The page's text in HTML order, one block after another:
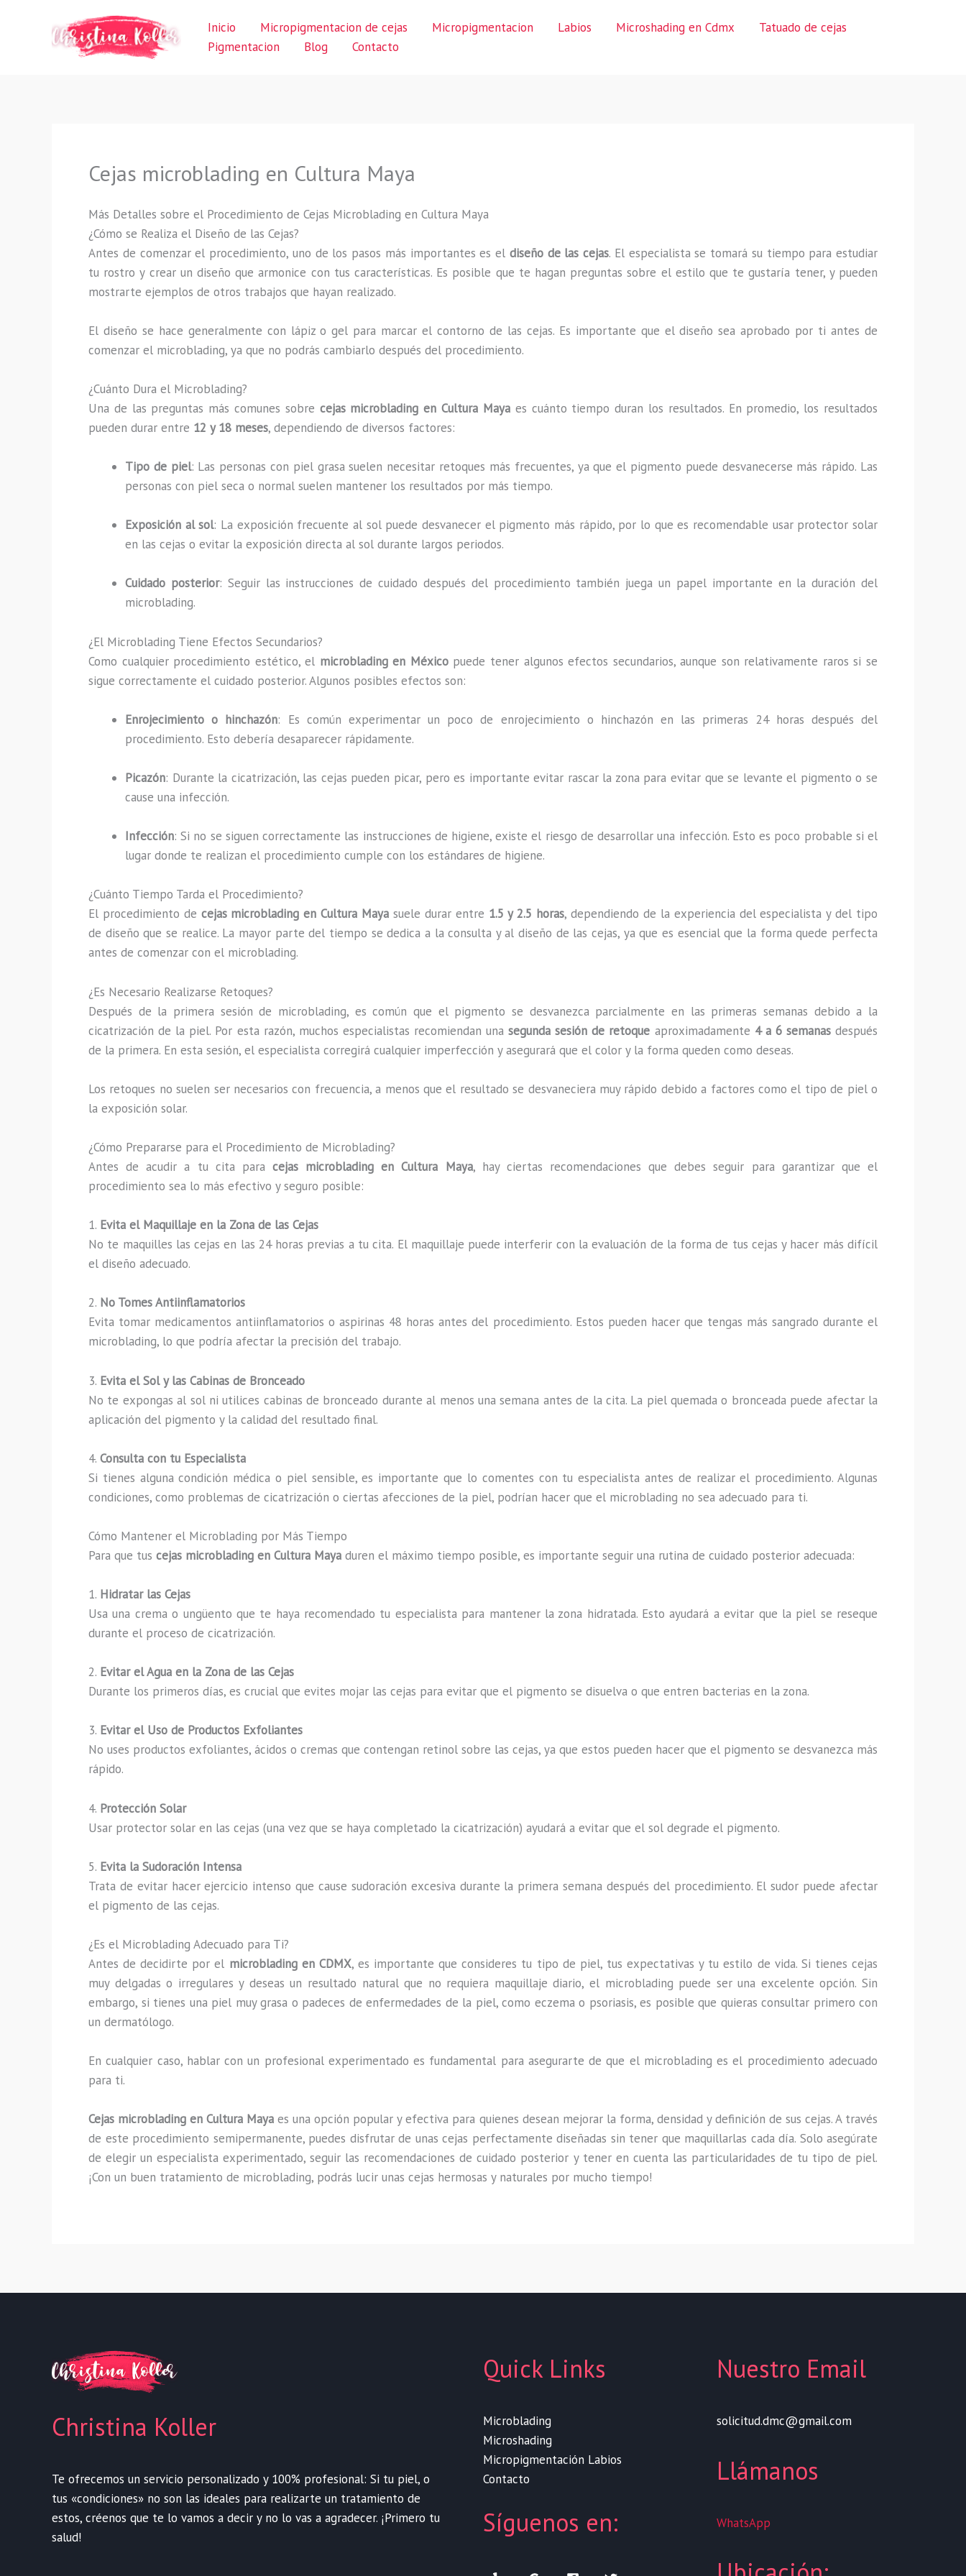
Inicio Micropigmentacion de cejas Micropigmentacion Labios Microshading en Cdmx
Tatuado de cejas
Pigmentacion
Blog Contacto
Cejas microblading en Cultura Maya
Más Detalles sobre el Procedimiento de Cejas Microblading en Cultura Maya
¿Cómo se Realiza el Diseño de las Cejas?
Antes de comenzar el procedimiento, uno de los pasos más importantes es el diseño de las cejas. El especialista se tomará su tiempo para estudiar
tu rostro y crear un diseño que armonice con tus características. Es posible que te hagan preguntas sobre el estilo que te gustaría tener, y pueden
mostrarte ejemplos de otros trabajos que hayan realizado.
El diseño se hace generalmente con lápiz o gel para marcar el contorno de las cejas. Es importante que el diseño sea aprobado por ti antes de
comenzar el microblading, ya que no podrás cambiarlo después del procedimiento.
¿Cuánto Dura el Microblading?
Una de las preguntas más comunes sobre cejas microblading en Cultura Mayaes cuánto tiempo duran los resultados. En promedio, los resultados
pueden durar entre 12 y 18 meses, dependiendo de diversos factores:
Tipo de piel: Las personas con piel grasa suelen necesitar retoques más frecuentes, ya que el pigmento puede desvanecerse más rápido. Las
personas con piel seca o normal suelen mantener los resultados por más tiempo.
Exposición al sol: La exposición frecuente al sol puede desvanecer el pigmento más rápido, por lo que es recomendable usar protector solar
en las cejas o evitar la exposición directa al sol durante largos periodos.
Cuidado posterior: Seguir las instrucciones de cuidado después del procedimiento también juega un papel importante en la duración del
microblading.
¿El Microblading Tiene Efectos Secundarios?
Como cualquier procedimiento estético, el microblading en Méxicopuede tener algunos efectos secundarios, aunque son relativamente raros si se
sigue correctamente el cuidado posterior. Algunos posibles efectos son:
Enrojecimiento o hinchazón: Es común experimentar un poco de enrojecimiento o hinchazón en las primeras 24 horas después del
procedimiento. Esto debería desaparecer rápidamente.
Picazón: Durante la cicatrización, las cejas pueden picar, pero es importante evitar rascar la zona para evitar que se levante el pigmento o se
cause una infección.
Infección: Si no se siguen correctamente las instrucciones de higiene, existe el riesgo de desarrollar una infección. Esto es poco probable si el
lugar donde te realizan el procedimiento cumple con los estándares de higiene.
¿Cuánto Tiempo Tarda el Procedimiento?
El procedimiento de cejas microblading en Cultura Maya suele durar entre 1.5 y 2.5 horas, dependiendo de la experiencia del especialista y del tipo
de diseño que se realice. La mayor parte del tiempo se dedica a la consulta y al diseño de las cejas, ya que es esencial que la forma quede perfecta
antes de comenzar con el microblading.
¿Es Necesario Realizarse Retoques?
Después de la primera sesión de microblading, es común que el pigmento se desvanezca parcialmente en las primeras semanas debido a la
cicatrización de la piel. Por esta razón, muchos especialistas recomiendan unasegunda sesión de retoque aproximadamente 4 a 6 semanasdespués
de la primera. En esta sesión, el especialista corregirá cualquier imperfección y asegurará que el color y la forma queden como deseas.
Los retoques no suelen ser necesarios con frecuencia, a menos que el resultado se desvaneciera muy rápido debido a factores como el tipo de piel o
la exposición solar.
¿Cómo Prepararse para el Procedimiento de Microblading?
Antes de acudir a tu cita para cejas microblading en Cultura Maya, hay ciertas recomendaciones que debes seguir para garantizar que el
procedimiento sea lo más efectivo y seguro posible:
1. Evita el Maquillaje en la Zona de las Cejas
No te maquilles las cejas en las 24 horas previas a tu cita. El maquillaje puede interferir con la evaluación de la forma de tus cejas y hacer más difícil
el diseño adecuado.
2. No Tomes Antiinflamatorios
Evita tomar medicamentos antiinflamatorios o aspirinas 48 horas antes del procedimiento. Estos pueden hacer que tengas más sangrado durante el
microblading, lo que podría afectar la precisión del trabajo.
3. Evita el Sol y las Cabinas de Bronceado
No te expongas al sol ni utilices cabinas de bronceado durante al menos una semana antes de la cita. La piel quemada o bronceada puede afectar la
aplicación del pigmento y la calidad del resultado final.
4. Consulta con tu Especialista
Si tienes alguna condición médica o piel sensible, es importante que lo comentes con tu especialista antes de realizar el procedimiento. Algunas
condiciones, como problemas de cicatrización o ciertas afecciones de la piel, podrían hacer que el microblading no sea adecuado para ti.
Cómo Mantener el Microblading por Más Tiempo
Para que tus cejas microblading en Cultura Maya duren el máximo tiempo posible, es importante seguir una rutina de cuidado posterior adecuada:
1. Hidratar las Cejas
Usa una crema o ungüento que te haya recomendado tu especialista para mantener la zona hidratada. Esto ayudará a evitar que la piel se reseque
durante el proceso de cicatrización.
2. Evitar el Agua en la Zona de las Cejas
Durante los primeros días, es crucial que evites mojar las cejas para evitar que el pigmento se disuelva o que entren bacterias en la zona.
3. Evitar el Uso de Productos Exfoliantes
No uses productos exfoliantes, ácidos o cremas que contengan retinol sobre las cejas, ya que estos pueden hacer que el pigmento se desvanezca más
rápido.
4. Protección Solar
Usar protector solar en las cejas (una vez que se haya completado la cicatrización) ayudará a evitar que el sol degrade el pigmento.
5. Evita la Sudoración Intensa
Trata de evitar hacer ejercicio intenso que cause sudoración excesiva durante la primera semana después del procedimiento. El sudor puede afectar
el pigmento de las cejas.
¿Es el Microblading Adecuado para Ti?
Antes de decidirte por el microblading en CDMX, es importante que consideres tu tipo de piel, tus expectativas y tu estilo de vida. Si tienes cejas
muy delgadas o irregulares y deseas un resultado natural que no requiera maquillaje diario, el microblading puede ser una excelente opción. Sin
embargo, si tienes una piel muy grasa o padeces de enfermedades de la piel, como eczema o psoriasis, es posible que quieras consultar primero con
un dermatólogo.
En cualquier caso, hablar con un profesional experimentado es fundamental para asegurarte de que el microblading es el procedimiento adecuado
para ti.
Cejas microblading en Cultura Maya es una opción popular y efectiva para quienes desean mejorar la forma, densidad y definición de sus cejas. A través
de este procedimiento semipermanente, puedes disfrutar de unas cejas perfectamente diseñadas sin tener que maquillarlas cada día. Solo asegúrate
de elegir un especialista experimentado, seguir las recomendaciones de cuidado posterior y tener en cuenta las particularidades de tu tipo de piel.
¡Con un buen tratamiento de microblading, podrás lucir unas cejas hermosas y naturales por mucho tiempo!
Christina Koller
Te ofrecemos un servicio personalizado y 100% profesional: Si tu piel, o
tus «condiciones» no son las ideales para realizarte un tratamiento de
estos, créenos que te lo vamos a decir y no lo vas a agradecer. ¡Primero tu
salud!
Quick Links
Microblading
Microshading
Micropigmentación Labios
Contacto
Síguenos en:
Nuestro Email
solicitud.dmc@gmail.com
Llámanos
WhatsApp